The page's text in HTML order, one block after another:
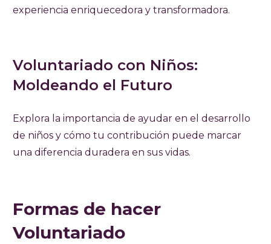
experiencia enriquecedora y transformadora.
Voluntariado con Niños:
Moldeando el Futuro
Explora la importancia de ayudar en el desarrollo
de niños y cómo tu contribución puede marcar
una diferencia duradera en sus vidas.
Formas de hacer
Voluntariado